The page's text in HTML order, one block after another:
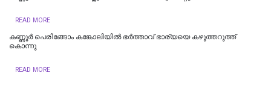
READ MORE
കണ്ണൂർ പെരിങ്ങോം കങ്കോലിയിൽ ഭർത്താവ് ഭാര്യയെ കഴുത്തറുത്ത്
കൊന്നു
READ MORE